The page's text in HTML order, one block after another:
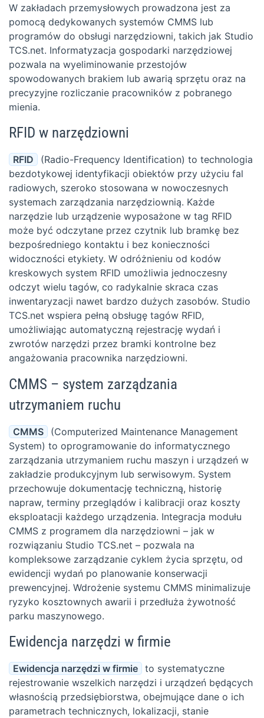
W zakładach przemysłowych prowadzona jest za
pomocą dedykowanych systemów CMMS lub
programów do obsługi narzędziowni, takich jak Studio
TCS.net. Informatyzacja gospodarki narzędziowej
pozwala na wyeliminowanie przestojów
spowodowanych brakiem lub awarią sprzętu oraz na
precyzyjne rozliczanie pracowników z pobranego
mienia.
RFID w narzędziowni
RFID
(Radio-Frequency Identification) to technologia
bezdotykowej identyfikacji obiektów przy użyciu fal
radiowych, szeroko stosowana w nowoczesnych
systemach zarządzania narzędziownią. Każde
narzędzie lub urządzenie wyposażone w tag RFID
może być odczytane przez czytnik lub bramkę bez
bezpośredniego kontaktu i bez konieczności
widoczności etykiety. W odróżnieniu od kodów
kreskowych system RFID umożliwia jednoczesny
odczyt wielu tagów, co radykalnie skraca czas
inwentaryzacji nawet bardzo dużych zasobów. Studio
TCS.net wspiera pełną obsługę tagów RFID,
umożliwiając automatyczną rejestrację wydań i
zwrotów narzędzi przez bramki kontrolne bez
angażowania pracownika narzędziowni.
CMMS – system zarządzania
utrzymaniem ruchu
CMMS
(Computerized Maintenance Management
System) to oprogramowanie do informatycznego
zarządzania utrzymaniem ruchu maszyn i urządzeń w
zakładzie produkcyjnym lub serwisowym. System
przechowuje dokumentację techniczną, historię
napraw, terminy przeglądów i kalibracji oraz koszty
eksploatacji każdego urządzenia. Integracja modułu
CMMS z programem dla narzędziowni – jak w
rozwiązaniu Studio TCS.net – pozwala na
kompleksowe zarządzanie cyklem życia sprzętu, od
ewidencji wydań po planowanie konserwacji
prewencyjnej. Wdrożenie systemu CMMS minimalizuje
ryzyko kosztownych awarii i przedłuża żywotność
parku maszynowego.
Ewidencja narzędzi w firmie
Ewidencja narzędzi w firmie to systematyczne
rejestrowanie wszelkich narzędzi i urządzeń będących
własnością przedsiębiorstwa, obejmujące dane o ich
parametrach technicznych, lokalizacji, stanie